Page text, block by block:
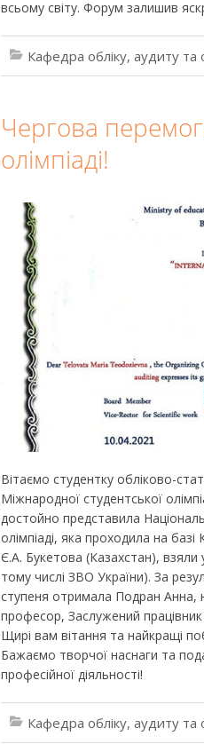
всьому світу. Форум залишив
Кафедра обліку, аудиту та
Чергова
олімпіаді!
Вітаємо студентку обліково-
Міжнародної студентської
достойно представила
олімпіаді, яка проходила на
Є.А. Букетова (Казахстан), взяли
тому числі ЗВО України). За
ступеня отримала Подран Анна,
професор, Заслужений
Щирі вам вітання та найкращі
Бажаємо творчої наснаги та
професійної діяльності!
Кафедра обліку, аудиту та